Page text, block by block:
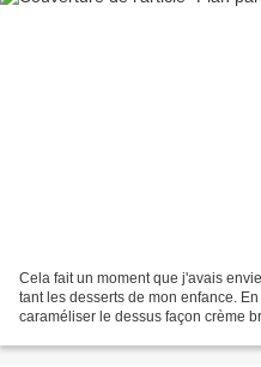
Cela fait un moment que j'avais
tant les desserts de mon enfance.
caraméliser le dessus façon crème